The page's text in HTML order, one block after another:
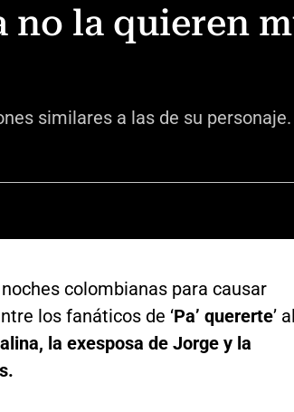
no la quieren
similares a las de su personaje.
colombianas para causar
los fanáticos de ‘Pa’ quererte’
la exesposa de Jorge y la